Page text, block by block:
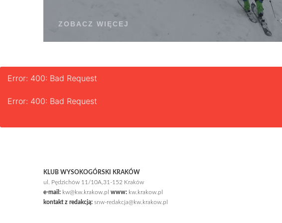
ZOBACZ WIĘCEJ
Error: 400: Bad Request
Error: 400: Bad Request
KLUB WYSOKOGÓRSKI KRAKÓW
ul. Pędzichów 11/10A,31-152 Kraków
e-mail: kw@kw.krakow.pl www: kw.krakow.pl
kontakt z redakcją: snw-redakcja@kw.krakow.pl